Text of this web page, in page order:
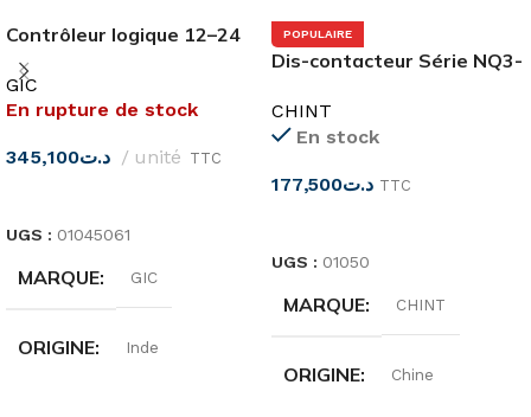
Contrôleur logique 12–24
VCC GIC
GIC
En rupture de stock
د.ت345,100 unité TTC
UGS : 01045061
MARQUE GIC
ORIGINE Inde
POPULAIRE
Dis-contacteur Série NQ3-
CHINT
En stock
د.ت177,500
TTC
UGS : 01050
MARQUE CHINT
ORIGINE Chine